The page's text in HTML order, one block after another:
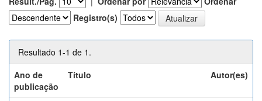
Registro(s)
Resultado 1-1 de 1.
Ano de
publicação
Título Autor(es)